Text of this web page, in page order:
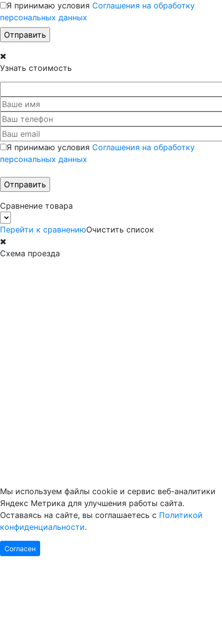
Я принимаю условия Соглашения на обработку
персональных данных
Узнать стоимость
Я принимаю условия Соглашения на обработку
персональных данных
Сравнение товара
Перейти к сравнениюОчистить список
Схема проезда
Мы используем файлы cookie и сервис веб-аналитики
Яндекс Метрика для улучшения работы сайта.
Оставаясь на сайте, вы соглашаетесь с Политикой
конфиденциальности.
Согласен